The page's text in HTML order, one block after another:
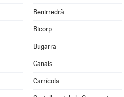
Benirredrà
Bicorp
Bugarra
Canals
Carrícola